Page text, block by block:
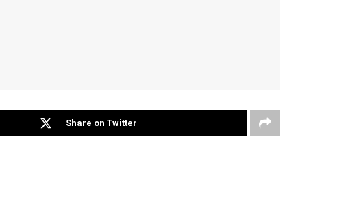
Share on Twitter